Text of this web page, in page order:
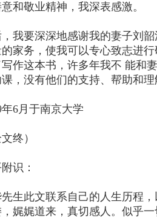
和敬业精神，我深表感激。
要深深地感谢我的妻子刘韶
家务，使我可以专心致志进
作这本书，许多年我不 能和
，没有他们的支持、帮助和
6月于南京大学
终）
识：
此文联系自己的人生历程，
娓娓道来，真切感人。似乎